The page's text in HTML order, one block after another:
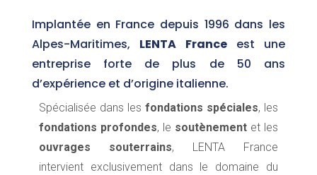
Implantée en France depuis 1996 dans les
Alpes-Maritimes, LENTA France est une
entreprise forte de plus de 50 ans
d’expérience et d’origine italienne.
Spécialisée dans lesfondations spéciales, les
fondations profondes, le soutènement et les
ouvrages souterrains, LENTA France
intervient exclusivement dans le domaine du